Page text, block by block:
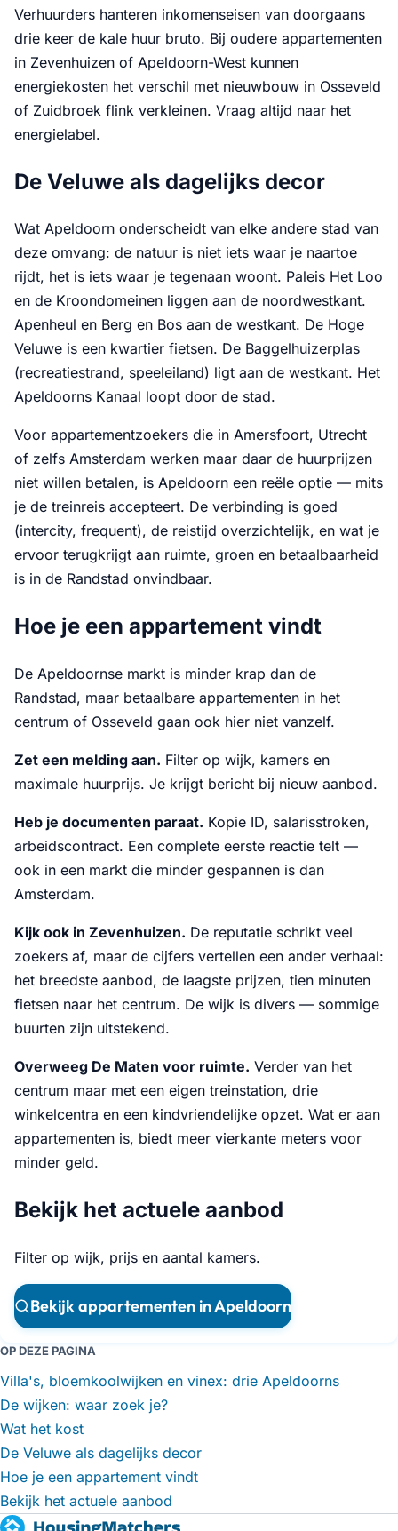
Verhuurders hanteren inkomenseisen van doorgaans
drie keer de kale huur bruto. Bij oudere appartementen
in Zevenhuizen of Apeldoorn-West kunnen
energiekosten het verschil met nieuwbouw in Osseveld
of Zuidbroek flink verkleinen. Vraag altijd naar het
energielabel.
De Veluwe als dagelijks decor
Wat Apeldoorn onderscheidt van elke andere stad van
deze omvang: de natuur is niet iets waar je naartoe
rijdt, het is iets waar je tegenaan woont. Paleis Het Loo
en de Kroondomeinen liggen aan de noordwestkant.
Apenheul en Berg en Bos aan de westkant. De Hoge
Veluwe is een kwartier fietsen. De Baggelhuizerplas
(recreatiestrand, speeleiland) ligt aan de westkant. Het
Apeldoorns Kanaal loopt door de stad.
Voor appartementzoekers die in Amersfoort, Utrecht
of zelfs Amsterdam werken maar daar de huurprijzen
niet willen betalen, is Apeldoorn een reële optie — mits
je de treinreis accepteert. De verbinding is goed
(intercity, frequent), de reistijd overzichtelijk, en wat je
ervoor terugkrijgt aan ruimte, groen en betaalbaarheid
is in de Randstad onvindbaar.
Hoe je een appartement vindt
De Apeldoornse markt is minder krap dan de
Randstad, maar betaalbare appartementen in het
centrum of Osseveld gaan ook hier niet vanzelf.
Zet een melding aan. Filter op wijk, kamers en
maximale huurprijs. Je krijgt bericht bij nieuw aanbod.
Heb je documenten paraat. Kopie ID, salarisstroken,
arbeidscontract. Een complete eerste reactie telt —
ook in een markt die minder gespannen is dan
Amsterdam.
Kijk ook in Zevenhuizen. De reputatie schrikt veel
zoekers af, maar de cijfers vertellen een ander verhaal:
het breedste aanbod, de laagste prijzen, tien minuten
fietsen naar het centrum. De wijk is divers — sommige
buurten zijn uitstekend.
Overweeg De Maten voor ruimte. Verder van het
centrum maar met een eigen treinstation, drie
winkelcentra en een kindvriendelijke opzet. Wat er aan
appartementen is, biedt meer vierkante meters voor
minder geld.
Bekijk het actuele aanbod
Filter op wijk, prijs en aantal kamers.
Bekijk appartementen in Apeldoorn
OP DEZE PAGINA
Villa's, bloemkoolwijken en vinex: drie Apeldoorns
De wijken: waar zoek je?
Wat het kost
De Veluwe als dagelijks decor
Hoe je een appartement vindt
Bekijk het actuele aanbod